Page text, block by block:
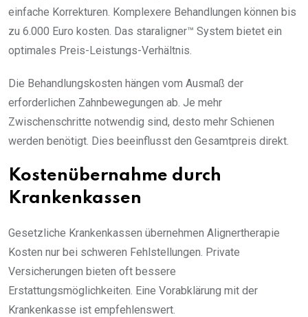
einfache Korrekturen. Komplexere Behandlungen können bis
zu 6.000 Euro kosten. Das staraligner™ System bietet ein
optimales Preis-Leistungs-Verhältnis.
Die Behandlungskosten hängen vom Ausmaß der
erforderlichen Zahnbewegungen ab. Je mehr
Zwischenschritte notwendig sind, desto mehr Schienen
werden benötigt. Dies beeinflusst den Gesamtpreis direkt.
Kostenübernahme durch
Krankenkassen
Gesetzliche Krankenkassen übernehmen Alignertherapie
Kosten nur bei schweren Fehlstellungen. Private
Versicherungen bieten oft bessere
Erstattungsmöglichkeiten. Eine Vorabklärung mit der
Krankenkasse ist empfehlenswert.